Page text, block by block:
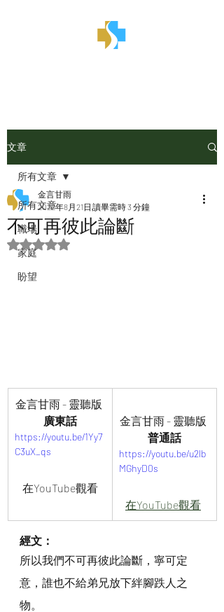
文章
所有文章
職場
家庭
盼望
所有文章
不可再彼此論斷
金言甘雨
2022年8月21日 讀畢需時 3 分鐘
評等為 NaN（最高為 5 顆星）。
金言甘雨 - 靈聽版
廣東話
https://youtu.be/1Yy7
C3uX_qs
在YouTube觀看
金言甘雨 - 靈聽版
普通話
https://youtu.be/u2lb
MGhyD0s
在YouTube觀看
經文：
所以我們不可再彼此論斷，寧可定
意，誰也不給弟兄放下絆腳跌人之
物。